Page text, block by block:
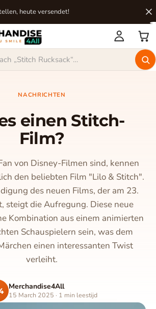
heute versendet!
NACHRICHTEN
einen Stitch-
Film?
von Disney-Filmen sind, kennen
den beliebten Film "Lilo & Stitch".
des neuen Films, der am 23.
steigt die Aufregung. Diese neue
Kombination aus einem animierten
Schauspielern sein, was dem
einen interessanten Twist
verleiht.
Merchandise4All
15 March 2025 · 1 min leestijd